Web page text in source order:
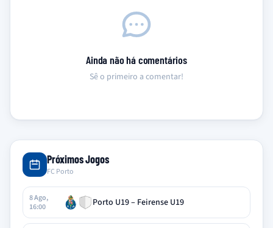
Ainda não há comentários
Sê o primeiro a comentar!
Próximos Jogos
FC Porto
8 Ago,
16:00
Porto U19 – Feirense U19